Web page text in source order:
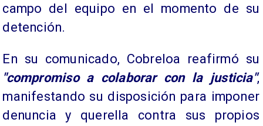
campo del equipo en el momento de su
detención.
En su comunicado, Cobreloa reafirmó su
"compromiso a colaborar con la justicia",
manifestando su disposición para imponer
denuncia y querella contra sus propios